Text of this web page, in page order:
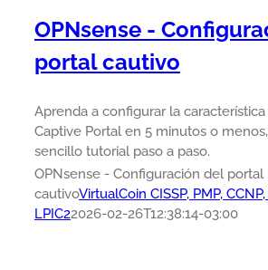
OPNsense -
portal cautivo
Aprenda a configurar la
Captive Portal en 5 minutos o
sencillo tutorial paso a paso.
OPNsense - Configuración del portal
cautivoVirtualCoin CISSP, PMP,
LPIC22026-02-26T12:38:14-03:00